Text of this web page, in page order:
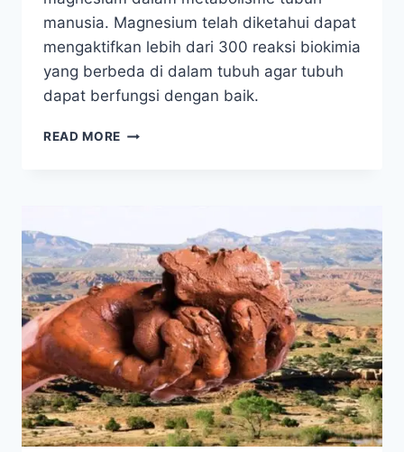
manusia. Magnesium telah diketahui dapat
mengaktifkan lebih dari 300 reaksi biokimia
yang berbeda di dalam tubuh agar tubuh
dapat berfungsi dengan baik.
READ MORE SUPAYA
SELAIN
KALSIUM